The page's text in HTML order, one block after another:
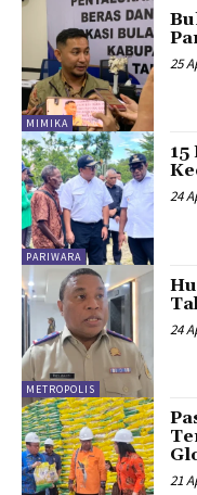
MIMIKA
25
PARIWARA
15
24
METROPOLIS
24
21